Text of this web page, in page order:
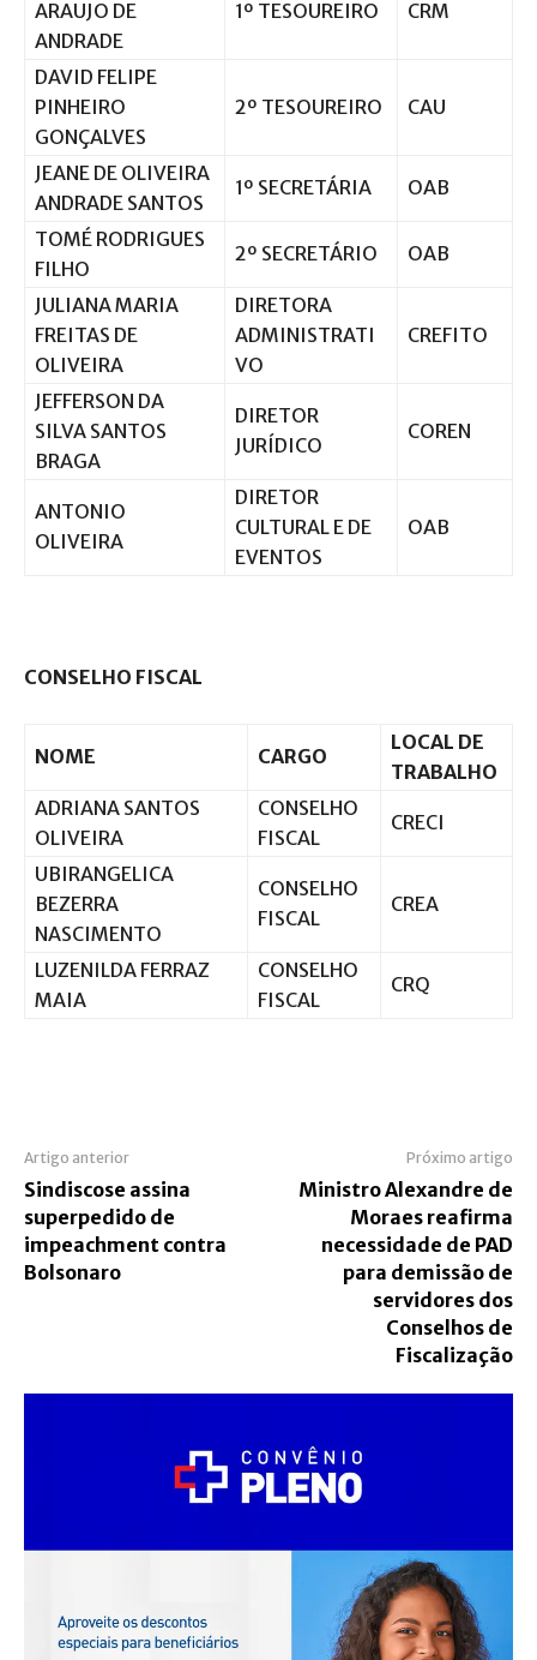
ARAUJO DE
ANDRADE
1º TESOUREIRO CRM
DAVID FELIPE
PINHEIRO
GONÇALVES
2º TESOUREIRO CAU
JEANE DE OLIVEIRA
ANDRADE SANTOS
1º SECRETÁRIA OAB
TOMÉ RODRIGUES
FILHO
2º SECRETÁRIO OAB
JULIANA MARIA
FREITAS DE
OLIVEIRA
DIRETORA
ADMINISTRATI
VO
CREFITO
JEFFERSON DA
SILVA SANTOS
BRAGA
DIRETOR
JURÍDICO
COREN
ANTONIO
OLIVEIRA
DIRETOR
CULTURAL E DE
EVENTOS
OAB
CONSELHO FISCAL
NOME CARGO
LOCAL DE
TRABALHO
ADRIANA SANTOS
OLIVEIRA
CONSELHO
FISCAL
CRECI
UBIRANGELICA
BEZERRA
NASCIMENTO
CONSELHO
FISCAL
CREA
LUZENILDA FERRAZ
MAIA
CONSELHO
FISCAL
CRQ
Artigo anterior
Sindiscose assina
superpedido de
impeachment contra
Bolsonaro
Próximo artigo
Ministro Alexandre de
Moraes reafirma
necessidade de PAD
para demissão de
servidores dos
Conselhos de
Fiscalização